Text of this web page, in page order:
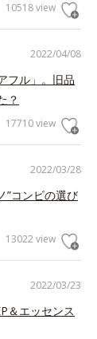
10518 view
2022/04/08
フル」。旧品
？
17710 view
2022/03/28
”コンビの選び
13022 view
2022/03/23
＆エッセンス